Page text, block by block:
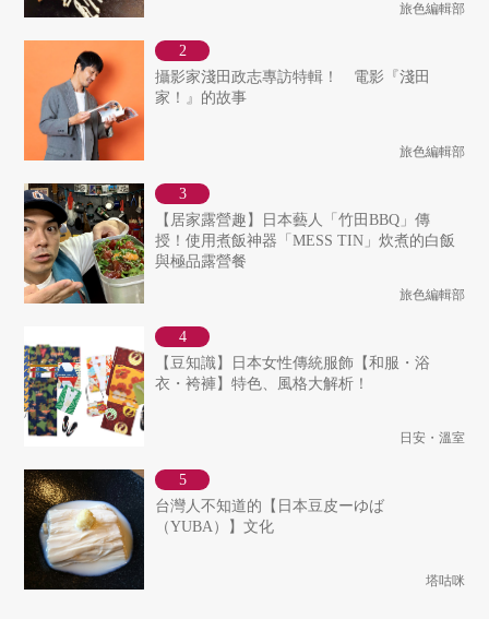
旅色編輯部
攝影家淺田政志專訪特輯！ 電影『淺田
家！』的故事
旅色編輯部
【居家露營趣】日本藝人「竹田BBQ」傳
授！使用煮飯神器「MESS TIN」炊煮的白飯
與極品露營餐
旅色編輯部
【豆知識】日本女性傳統服飾【和服・浴
衣・袴褲】特色、風格大解析！
日安・溫室
台灣人不知道的【日本豆皮ーゆば
（YUBA）】文化
塔咕咪